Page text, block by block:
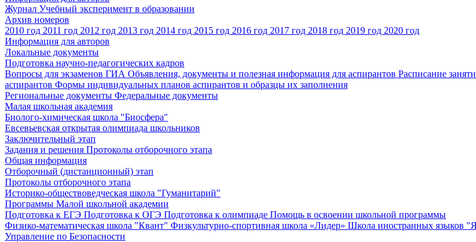
Журнал Учебный эксперимент в образовании
Архив номеров
2010 год 2011 год 2012 год 2013 год 2014 год 2015 год 2016 год 2017 год 2018 год 2019 год 2020 год
Информация для авторов
Локальные документы
Подготовка научно-педагогических кадров
Вопросы для экзаменов ГИА Объявления, документы и полезная информация для аспирантов Расписание
аспирантов Формы индивидуальных планов аспирантов и образцы их заполнения
Региональные документы Федеральные документы
Малая школьная академия
Биолого-химическая школа "Биосфера"
Евсевьевская открытая олимпиада школьников
Заключительный этап
Задания и решения Протоколы отборочного этапа
Общая информация
Отборочный (дистанционный) этап
Протоколы отборочного этапа
Историко-обществоведческая школа "Гуманитарий"
Программы Малой школьной академии
Подготовка к ЕГЭ Подготовка к ОГЭ Подготовка к олимпиаде Помощь в освоении школьной программы
Физико-математическая школа "Квант" Физкультурно-спортивная школа «Лидер» Школа иностранных языков
Управление по Безопасности